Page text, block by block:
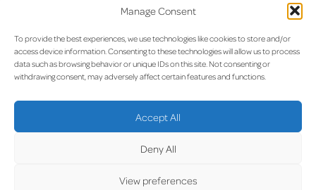
Manage Consent
To provide the best experiences, we use technologies like cookies to store and/or
access device information. Consenting to these technologies will allow us to process
data such as browsing behavior or unique IDs on this site. Not consenting or
withdrawing consent, may adversely affect certain features and functions.
Accept All
Deny All
View preferences